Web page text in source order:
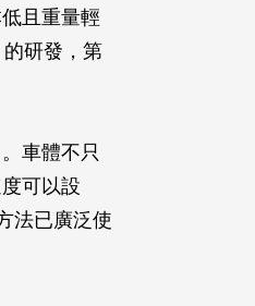
且重量輕
研發，第
車體不只
可以設
法已廣泛使